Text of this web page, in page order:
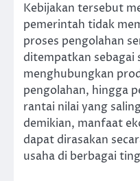
Kebijakan tersebut
pemerintah tidak
proses pengolahan
ditempatkan sebagai
menghubungkan
pengolahan, hingga
rantai nilai yang
demikian, manfaat
dapat dirasakan
usaha di berbagai